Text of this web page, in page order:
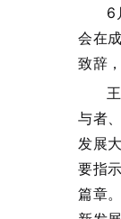
6
会在
致辞
与者
发展
要指
篇章